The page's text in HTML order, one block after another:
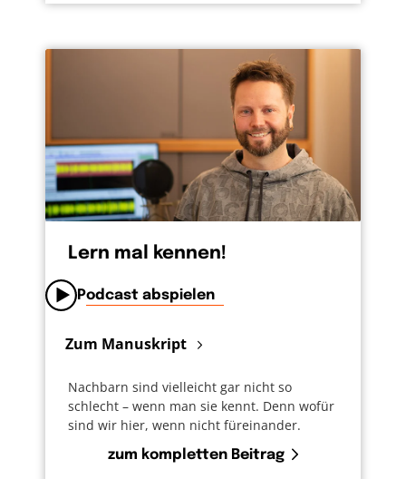
Lern mal kennen!
Podcast abspielen
Zum Manuskript
Nachbarn sind vielleicht gar nicht so
schlecht – wenn man sie kennt. Denn wofür
sind wir hier, wenn nicht füreinander.
zum kompletten Beitrag